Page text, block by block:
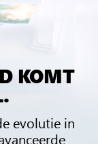
KOMT
evolutie in